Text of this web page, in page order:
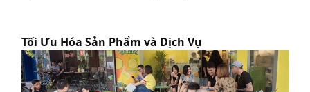
Tối Ưu Hóa Sản Phẩm và Dịch Vụ